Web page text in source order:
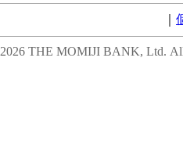
2026 THE MOMIJI BANK, Ltd. All